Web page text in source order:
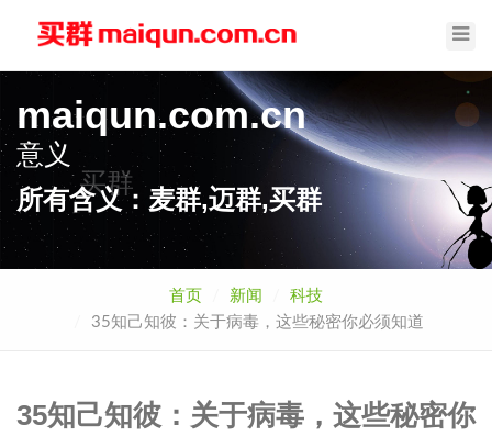
maiqun.com.cn
意义 买群
所有含义：麦群,迈群,买群
首页 新闻
科技
35知己知彼：关于病毒，这些秘密你必须知道
35知己知彼：关于病毒，这些秘密你